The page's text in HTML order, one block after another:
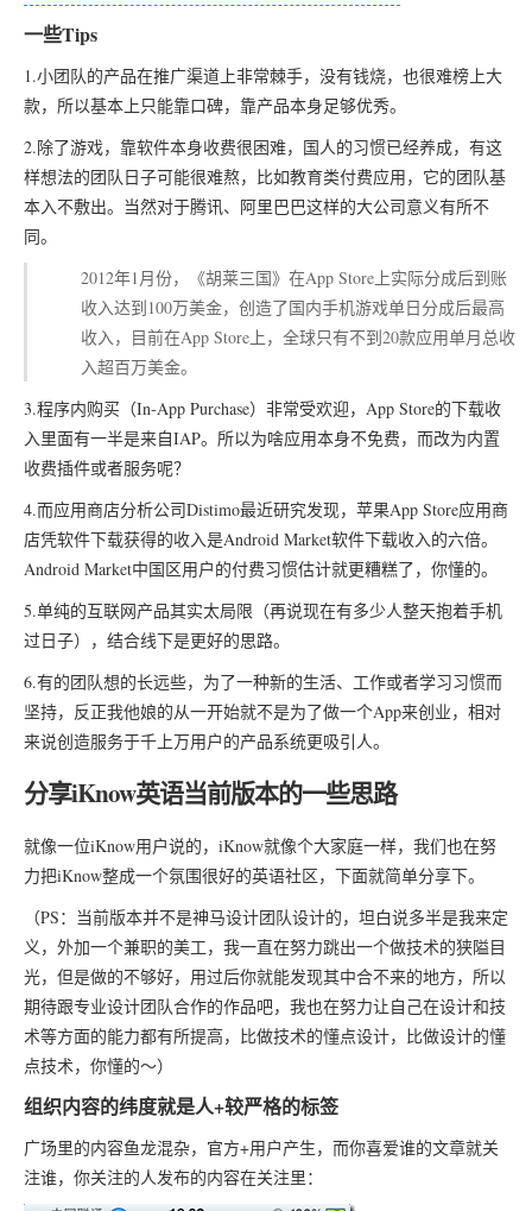
一些Tips
1.小团队的产品在推广渠道上非常棘手，没有钱烧，也很难榜上大
款，所以基本上只能靠口碑，靠产品本身足够优秀。
2.除了游戏，靠软件本身收费很困难，国人的习惯已经养成，有这
样想法的团队日子可能很难熬，比如教育类付费应用，它的团队基
本入不敷出。当然对于腾讯、阿里巴巴这样的大公司意义有所不
同。
2012年1月份，《胡莱三国》在App Store上实际分成后到账
收入达到100万美金，创造了国内手机游戏单日分成后最高
收入，目前在App Store上，全球只有不到20款应用单月总收
入超百万美金。
3.程序内购买（In-App Purchase）非常受欢迎，App Store的下载收
入里面有一半是来自IAP。所以为啥应用本身不免费，而改为内置
收费插件或者服务呢？
4.而应用商店分析公司Distimo最近研究发现，苹果App Store应用商
店凭软件下载获得的收入是Android Market软件下载收入的六倍。
Android Market中国区用户的付费习惯估计就更糟糕了，你懂的。
5.单纯的互联网产品其实太局限（再说现在有多少人整天抱着手机
过日子），结合线下是更好的思路。
6.有的团队想的长远些，为了一种新的生活、工作或者学习习惯而
坚持，反正我他娘的从一开始就不是为了做一个App来创业，相对
来说创造服务于千上万用户的产品系统更吸引人。
分享iKnow英语当前版本的一些思路
就像一位iKnow用户说的，iKnow就像个大家庭一样，我们也在努
力把iKnow整成一个氛围很好的英语社区，下面就简单分享下。
（PS：当前版本并不是神马设计团队设计的，坦白说多半是我来定
义，外加一个兼职的美工，我一直在努力跳出一个做技术的狭隘目
光，但是做的不够好，用过后你就能发现其中合不来的地方，所以
期待跟专业设计团队合作的作品吧，我也在努力让自己在设计和技
术等方面的能力都有所提高，比做技术的懂点设计，比做设计的懂
点技术，你懂的～）
组织内容的纬度就是人+较严格的标签
广场里的内容鱼龙混杂，官方+用户产生，而你喜爱谁的文章就关
注谁，你关注的人发布的内容在关注里：